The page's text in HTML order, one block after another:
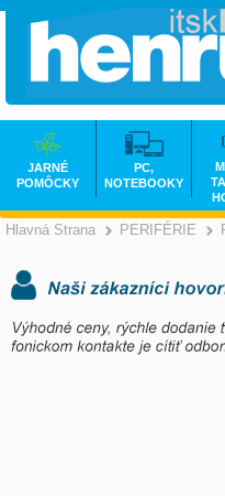
Hlavná Strana PERIFÉRIE
JARNÉ
POMÔCKY
PC,
NOTEBOOKY